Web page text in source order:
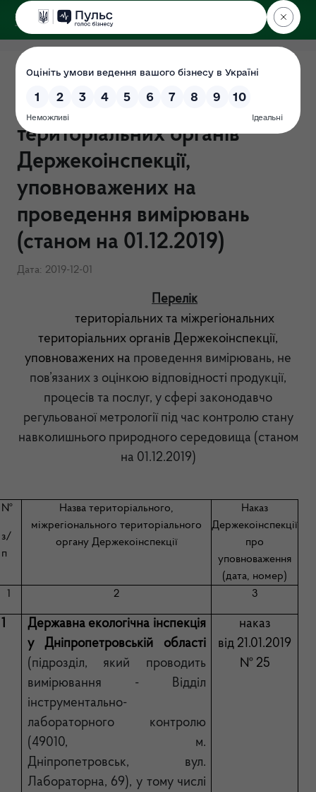
ДЕРЖЕКОІНСПЕКЦІЯ
Перелік територіальних та
міжрегіональних
територіальних органів
Держекоінспекції,
уповноважених на
проведення вимірювань
(станом на 01.12.2019)
Дата: 2019-12-01
Перелік
територіальних та міжрегіональних
територіальних органів Держекоінспекції,
уповноважених на проведення вимірювань, не
пов’язаних з оцінкою відповідності продукції,
процесів та послуг, у сфері законодавчо
регульованої метрології під час контролю стану
навколишнього природного середовища (станом
на 01.12.2019)
№
з/
п
Назва територіального,
міжрегіонального територіального
органу Держекоінспекції
Наказ
Держекоінспекції
про
уповноваження
(дата, номер)
1
2 3
1
Державна екологічна інспекція
у Дніпропетровській області
(підрозділ, який проводить
вимірювання - Відділ
інструментально-
лабораторного контролю
(49010, м.
Дніпропетровськ, вул.
Лабораторна, 69), у тому числі
наказ
від 21.01.2019
№ 25